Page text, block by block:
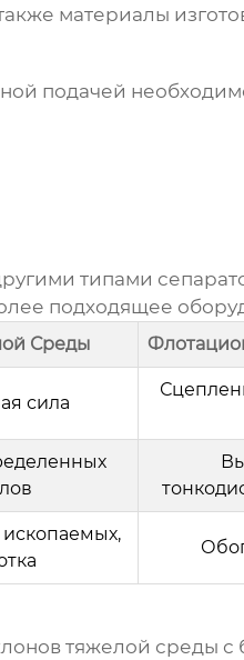
материалы
подачей
типами
подходящее
Среды
сила
тяжелой среды с